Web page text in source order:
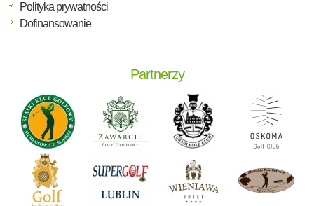
Polityka prywatności
Dofinansowanie
Partnerzy